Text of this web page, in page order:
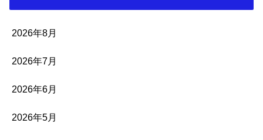
2026年8月
2026年7月
2026年6月
2026年5月